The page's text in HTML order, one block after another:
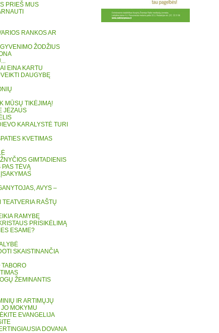
PRIEŠ MUS
RANKOS AR
ŽODŽIUS
EINA KARTU
DAUGYBĘ
MŪSŲ TIKĖJIMĄ!
JĖZAUS
KARALYSTĖ TURI
KVETIMAS
GIMTADIENIS
TĖVĄ
AVYS –
RAŠTŲ
RAMYBĘ
PRISIKĖLIMĄ
ESAME?
SKAISTINANČIA
ŽEMINANTIS
IR ARTIMŲJŲ
MOKYMU
EVANGELIJA
DOVANA